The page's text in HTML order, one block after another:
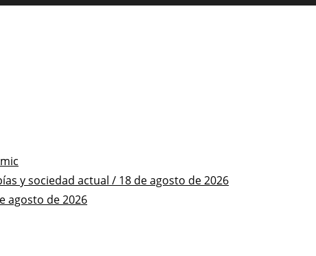
y sociedad actual / 18 de agosto de 2026
agosto de 2026